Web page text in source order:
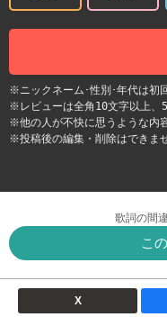
※ニックネーム･性別･年代は初
※レビューは全角10文字以上、
※他の人が不快に思うような内
※投稿後の編集・削除はできませ
歌詞の間
こ
X